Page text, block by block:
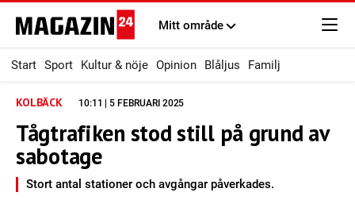
Mitt område
Start Sport Kultur & nöje Opinion Blåljus Familj
KOLBÄCK 10:11 | 5 FEBRUARI 2025
Tågtrafiken stod still på grund av
sabotage
Stort antal stationer och avgångar påverkades.